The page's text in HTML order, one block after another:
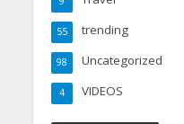
trending
55
Uncategorized
98
VIDEOS
4